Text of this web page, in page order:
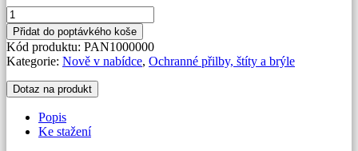
Obličejový
štít
množství
Přidat do poptávkého koše
Kód produktu: PAN1000000
Kategorie: Nově v nabídce, Ochranné přilby, štíty a brýle
Dotaz na produkt
Popis
Ke stažení